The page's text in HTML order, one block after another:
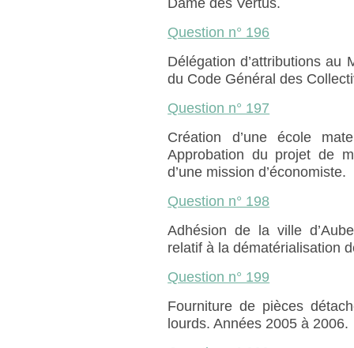
Dame des Vertus.
Question n° 196
Délégation d’attributions au
du Code Général des
Question n° 197
Création d’une école
Approbation du projet de
d’une mission d’économiste.
Question n° 198
Adhésion de la ville
relatif à la dématérialisation
Question n° 199
Fourniture de pièces
lourds. Années 2005 à 2006.